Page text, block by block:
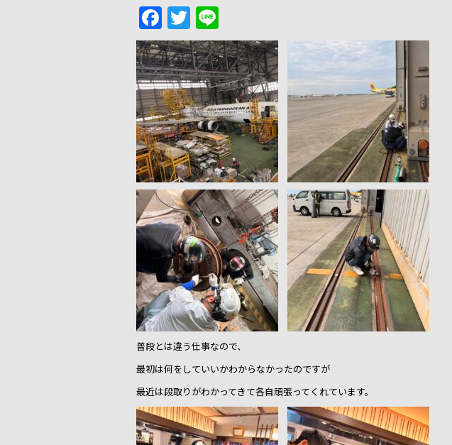
F
a
c
e
b
o
o
k
T
w
itt
er
n
e
普段とは違う仕事なので、
最初は何をしていいかわからなかったのですが
最近は段取りがわかってきて各自頑張ってくれています。